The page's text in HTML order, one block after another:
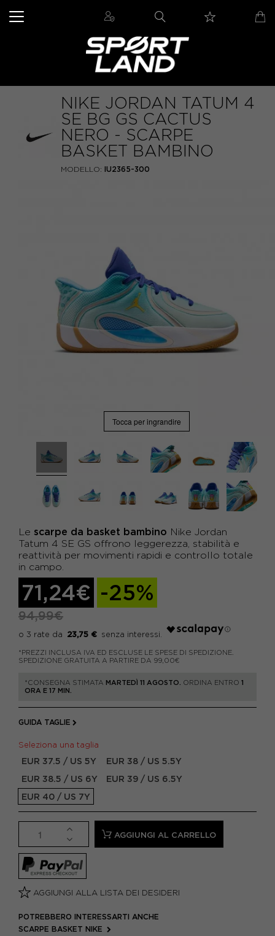
NIKE JORDAN TATUM 4
SE BG GS CACTUS
NERO - SCARPE
BASKET BAMBINO
MODELLO: IU2365-300
Tocca per ingrandire
Le scarpe da basket bambino Nike Jordan
Tatum 4 SE GS offrono leggerezza, stabilità e
reattività per movimenti rapidi e controllo totale
in campo.
71,24€ -25%
94,99€
23,75 €
*PREZZI INCLUSA IVA ED ESCLUSE LE SPESE DI SPEDIZIONE.
SPEDIZIONE GRATUITA A PARTIRE DA 99,00€
*CONSEGNA STIMATA MARTEDÌ 11 AGOSTO. ORDINA ENTRO 1
ORA E 17 MIN.
GUIDA TAGLIE
Seleziona una taglia
EUR 37.5 / US 5Y
EUR 38 / US 5.5Y
EUR 38.5 / US 6Y
EUR 39 / US 6.5Y
EUR 40 / US 7Y
AGGIUNGI AL CARRELLO
AGGIUNGI ALLA LISTA DEI DESIDERI
POTREBBERO INTERESSARTI ANCHE
SCARPE BASKET NIKE